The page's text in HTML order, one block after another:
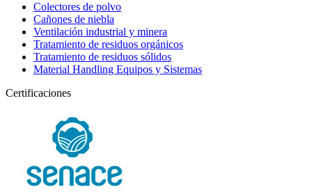
Colectores de polvo
Cañones de niebla
Ventilación industrial y minera
Tratamiento de residuos orgánicos
Tratamiento de residuos sólidos
Material Handling Equipos y Sistemas
Certificaciones